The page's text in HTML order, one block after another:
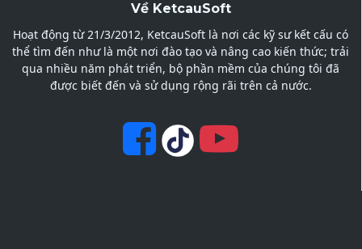
Về KetcauSoft
Hoạt động từ 21/3/2012, KetcauSoft là nơi các kỹ sư kết cấu có
thể tìm đến như là một nơi đào tạo và nâng cao kiến thức; trải
qua nhiều năm phát triển, bộ phần mềm của chúng tôi đã
được biết đến và sử dụng rộng rãi trên cả nước.